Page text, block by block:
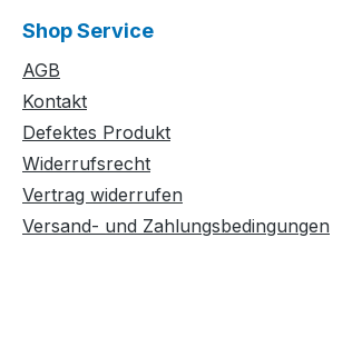
Shop Service
AGB
Kontakt
Defektes Produkt
Widerrufsrecht
Vertrag widerrufen
Versand- und Zahlungsbedingungen